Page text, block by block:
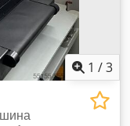
1 /3